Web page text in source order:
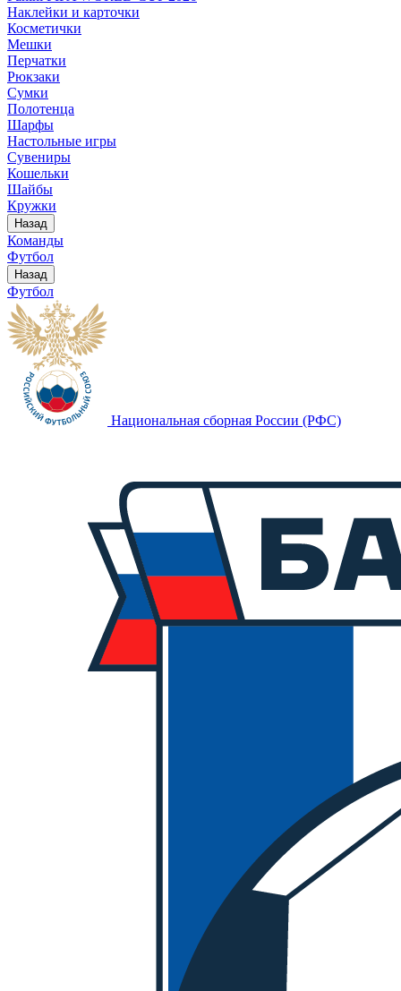
Наклейки и карточки
Косметички
Мешки
Перчатки
Рюкзаки
Сумки
Полотенца
Шарфы
Настольные игры
Сувениры
Кошельки
Шайбы
Кружки
Назад
Команды
Футбол
Назад
Футбол
Национальная сборная России (РФС)